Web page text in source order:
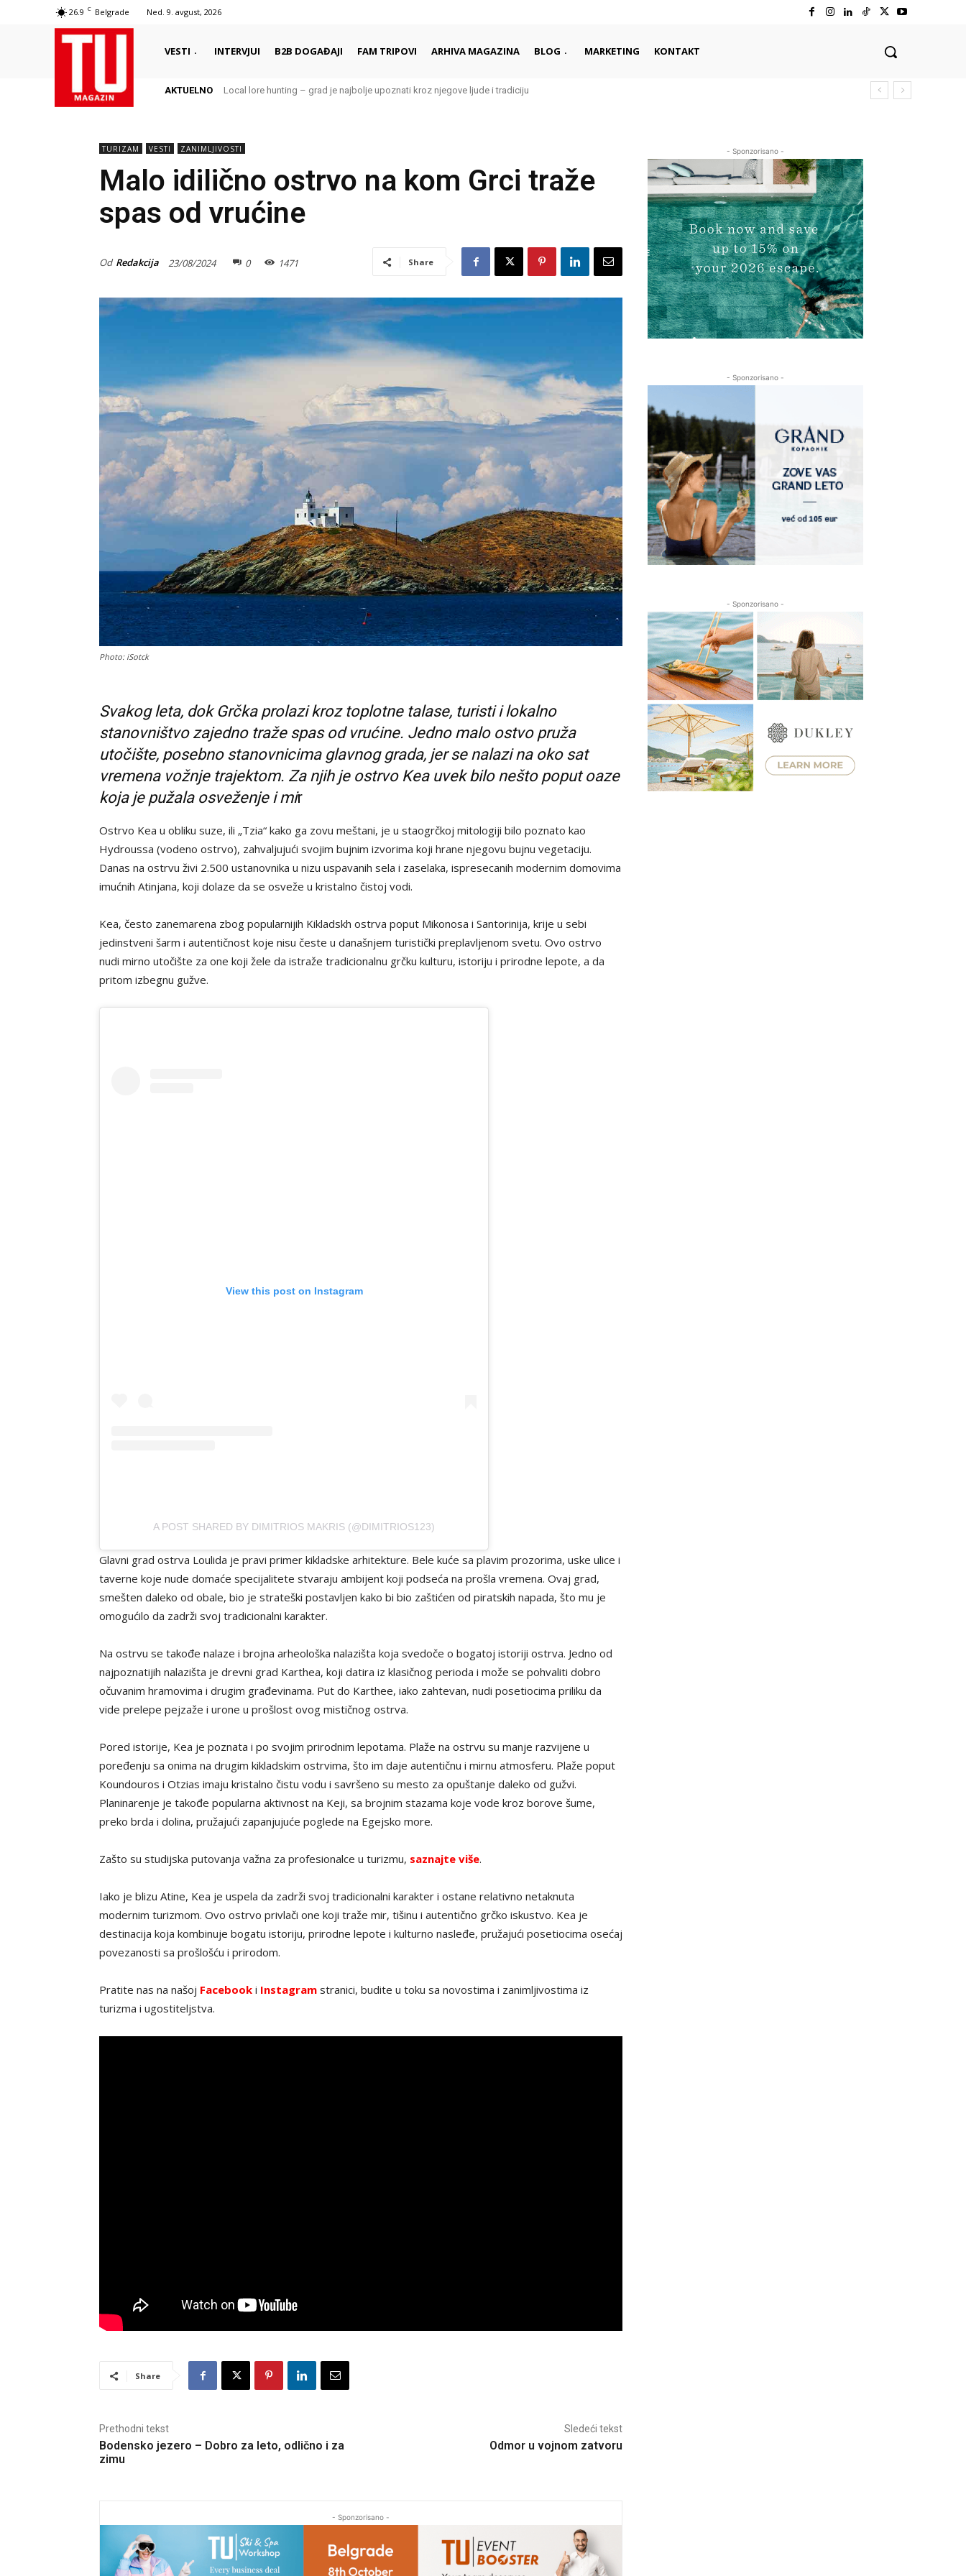
26.9 C Belgrade Ned. 9. avgust, 2026
VESTI INTERVJUI B2B DOGAĐAJI FAM TRIPOVI ARHIVA MAGAZINA BLOG MARKETING KONTAKT
AKTUELNO Da li znate da i Nemačka ima svoje Meteore?
Local lore hunting – grad je najbolje upoznati kroz njegove ljude i tradiciju
TURIZAM VESTI ZANIMLJIVOSTI
Malo idilično ostrvo na kom Grci traže
spas od vrućine
Od Redakcija 23/08/2024 0 1471 Share
Photo: iSotck
Svakog leta, dok Grčka prolazi kroz toplotne talase, turisti i lokalno
stanovništvo zajedno traže spas od vrućine. Jedno malo ostvo pruža
utočište, posebno stanovnicima glavnog grada, jer se nalazi na oko sat
vremena vožnje trajektom. Za njih je ostrvo Kea uvek bilo nešto poput oaze
koja je pužala osveženje i mir
Ostrvo Kea u obliku suze, ili „Tzia“ kako ga zovu meštani, je u staogrčkoj mitologiji bilo poznato kao
Hydroussa (vodeno ostrvo), zahvaljujući svojim bujnim izvorima koji hrane njegovu bujnu vegetaciju.
Danas na ostrvu živi 2.500 ustanovnika u nizu uspavanih sela i zaselaka, ispresecanih modernim domovima
imućnih Atinjana, koji dolaze da se osveže u kristalno čistoj vodi.
Kea, često zanemarena zbog popularnijih Kikladskh ostrva poput Mikonosa i Santorinija, krije u sebi
jedinstveni šarm i autentičnost koje nisu česte u današnjem turistički preplavljenom svetu. Ovo ostrvo
nudi mirno utočište za one koji žele da istraže tradicionalnu grčku kulturu, istoriju i prirodne lepote, a da
pritom izbegnu gužve.
View this post on Instagram
A POST SHARED BY DIMITRIOS MAKRIS (@DIMITRIOS123)
Glavni grad ostrva Loulida je pravi primer kikladske arhitekture. Bele kuće sa plavim prozorima, uske ulice i
taverne koje nude domaće specijalitete stvaraju ambijent koji podseća na prošla vremena. Ovaj grad,
smešten daleko od obale, bio je strateški postavljen kako bi bio zaštićen od piratskih napada, što mu je
omogućilo da zadrži svoj tradicionalni karakter.
Na ostrvu se takođe nalaze i brojna arheološka nalazišta koja svedoče o bogatoj istoriji ostrva. Jedno od
najpoznatijih nalazišta je drevni grad Karthea, koji datira iz klasičnog perioda i može se pohvaliti dobro
očuvanim hramovima i drugim građevinama. Put do Karthee, iako zahtevan, nudi posetiocima priliku da
vide prelepe pejzaže i urone u prošlost ovog mističnog ostrva.
Pored istorije, Kea je poznata i po svojim prirodnim lepotama. Plaže na ostrvu su manje razvijene u
poređenju sa onima na drugim kikladskim ostrvima, što im daje autentičnu i mirnu atmosferu. Plaže poput
Koundouros i Otzias imaju kristalno čistu vodu i savršeno su mesto za opuštanje daleko od gužvi.
Planinarenje je takođe popularna aktivnost na Keji, sa brojnim stazama koje vode kroz borove šume,
preko brda i dolina, pružajući zapanjujuće poglede na Egejsko more.
Zašto su studijska putovanja važna za profesionalce u turizmu, saznajte više.
Iako je blizu Atine, Kea je uspela da zadrži svoj tradicionalni karakter i ostane relativno netaknuta
modernim turizmom. Ovo ostrvo privlači one koji traže mir, tišinu i autentično grčko iskustvo. Kea je
destinacija koja kombinuje bogatu istoriju, prirodne lepote i kulturno nasleđe, pružajući posetiocima osećaj
povezanosti sa prošlošću i prirodom.
Pratite nas na našoj Facebook i Instagram stranici, budite u toku sa novostima i zanimljivostima iz
turizma i ugostiteljstva.
Share
Prethodni tekst
Bodensko jezero – Dobro za leto, odlično i za
zimu
Sledeći tekst
Odmor u vojnom zatvoru
- Sponzorisano -
- Sponzorisano -
- Sponzorisano -
- Sponzorisano -